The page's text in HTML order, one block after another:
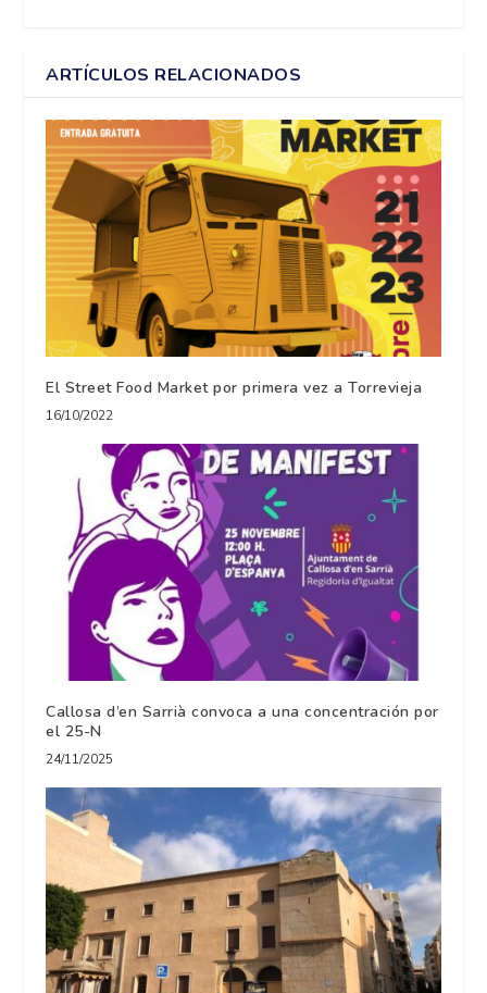
ARTÍCULOS RELACIONADOS
El Street Food Market por primera vez a Torrevieja
16/10/2022
Callosa d’en Sarrià convoca a una concentración por
el 25-N
24/11/2025